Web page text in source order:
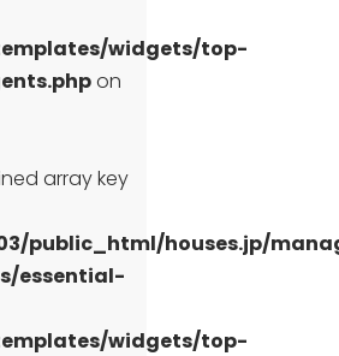
widgets/top-
on
array key
public_html/houses.jp/
essential-
widgets/top-